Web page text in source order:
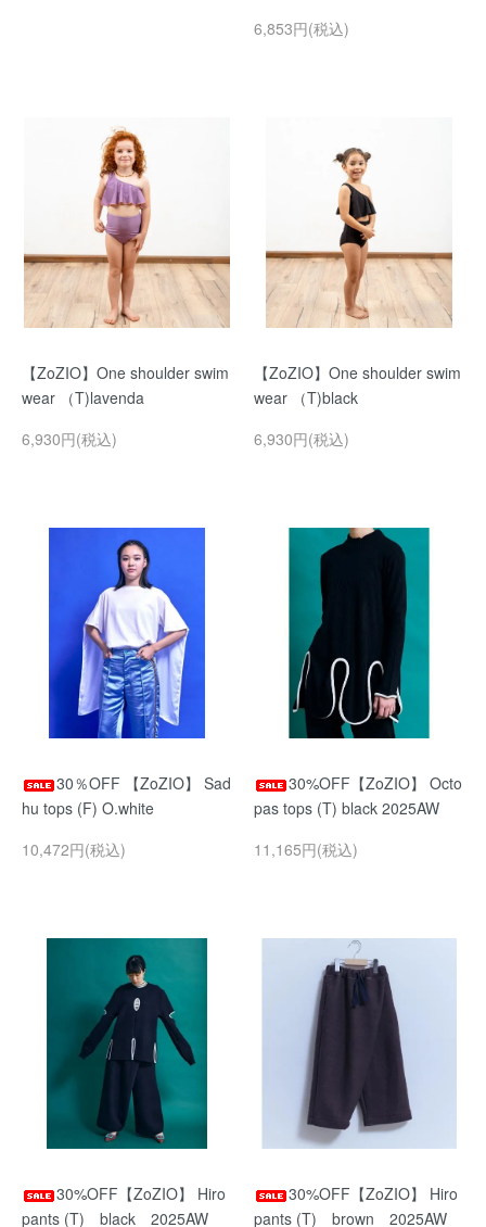
6,853円(税込)
【ZoZIO】One shoulder swim
wear （T)lavenda
6,930円(税込)
【ZoZIO】One shoulder swim
wear （T)black
6,930円(税込)
30％OFF 【ZoZIO】 Sad
hu tops (F) O.white
10,472円(税込)
30%OFF【ZoZIO】 Octo
pas tops (T) black 2025AW
11,165円(税込)
30%OFF【ZoZIO】 Hiro
pants (T) black 2025AW
30%OFF【ZoZIO】 Hiro
pants (T) brown 2025AW